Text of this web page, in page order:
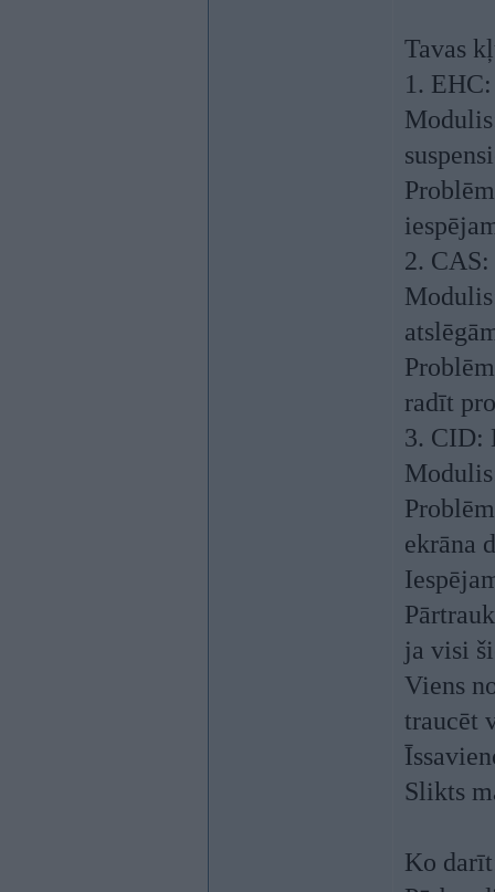
Tavas
1.
2.
radīt
3. CID:
ekrāna
ja visi
Viens
traucēt
Slikts
Ko